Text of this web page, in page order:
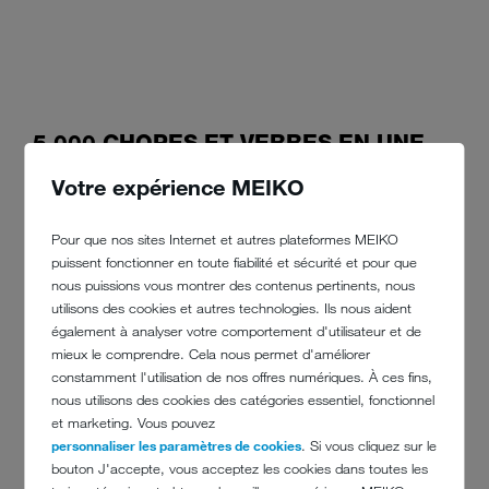
Votre expérience MEIKO
Pour que nos sites Internet et autres plateformes MEIKO
puissent fonctionner en toute fiabilité et sécurité et pour que
nous puissions vous montrer des contenus pertinents, nous
utilisons des cookies et autres technologies. Ils nous aident
également à analyser votre comportement d'utilisateur et de
mieux le comprendre. Cela nous permet d'améliorer
constamment l'utilisation de nos offres numériques. À ces fins,
nous utilisons des cookies des catégories essentiel, fonctionnel
et marketing. Vous pouvez
personnaliser les paramètres de cookies. Si vous cliquez sur le
bouton J'accepte, vous acceptez les cookies dans toutes les
5 000 CHOPES ET VERRES EN UNE
SOIRÉE : « À LONG TERME, ON
DÉCISIVE » !
Des concerts jusqu'aux événements de poésie urbaines avec les
slams, il se passe toujours quelque chose, et l'établissement est
vraiment plein à craquer, comme pour le festival de la bière Craft.
Des groupes qui jouent en direct, en passant par les artistes et les
brasseurs, le bâtiment se transforme en un gigantesque lieu de fête.
Et toujours de la partie : le verre de dégustation. Et à chaque
dégustation il y en a un propre. Et c'est comme cela qu'une pile
géante de chopes et de verres avec l'ombelle en forme de cœur
prend forme, environ 5 000 pièces de verrerie sont en roulement. Le